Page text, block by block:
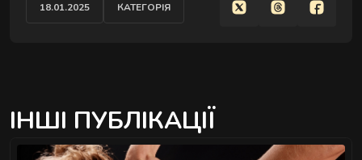
18.01.2025 КАТЕГОРІЯ
ІНШІ ПУБЛІКАЦІЇ